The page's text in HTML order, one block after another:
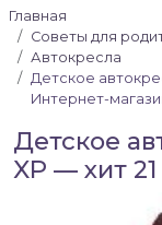
Главная
Советы для
Автокресла
Детское
Интернет-
Детское
XP — хит